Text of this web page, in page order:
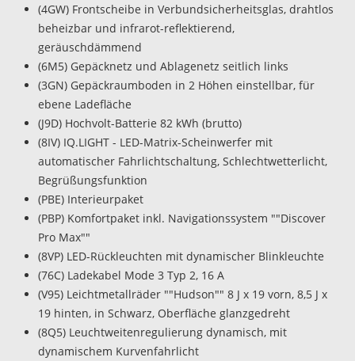
(4GW) Frontscheibe in Verbundsicherheitsglas, drahtlos
beheizbar und infrarot-reflektierend,
geräuschdämmend
(6M5) Gepäcknetz und Ablagenetz seitlich links
(3GN) Gepäckraumboden in 2 Höhen einstellbar, für
ebene Ladefläche
(J9D) Hochvolt-Batterie 82 kWh (brutto)
(8IV) IQ.LIGHT - LED-Matrix-Scheinwerfer mit
automatischer Fahrlichtschaltung, Schlechtwetterlicht,
Begrüßungsfunktion
(PBE) Interieurpaket
(PBP) Komfortpaket inkl. Navigationssystem ""Discover
Pro Max""
(8VP) LED-Rückleuchten mit dynamischer Blinkleuchte
(76C) Ladekabel Mode 3 Typ 2, 16 A
(V95) Leichtmetallräder ""Hudson"" 8 J x 19 vorn, 8,5 J x
19 hinten, in Schwarz, Oberfläche glanzgedreht
(8Q5) Leuchtweitenregulierung dynamisch, mit
dynamischem Kurvenfahrlicht